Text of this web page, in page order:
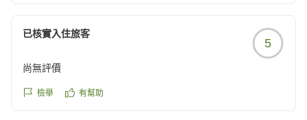
已核實入住旅客
5
尚無評價
檢舉 有幫助